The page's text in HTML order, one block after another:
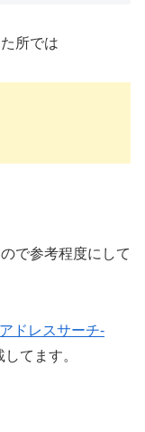
所では
で参考程度にして
アドレスサーチ-
てます。